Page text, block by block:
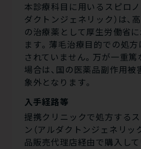
本診療科目に用いるスピロノ
ダクトンジェネリック）は、
の治療薬として厚生労働省
ます。薄毛治療目的での処
されていません。万が一重
場合は、国の医薬品副作用
象外となります。
入手経路等
提携クリニックで処方する
ン（アルダクトンジェネリッ
品販売代理店経由で購入して